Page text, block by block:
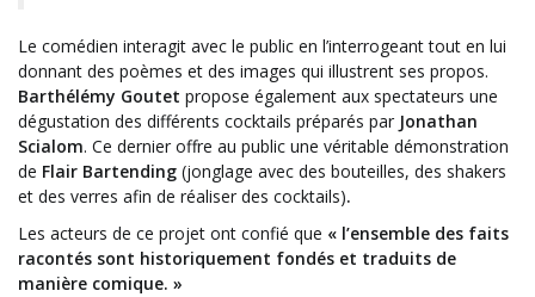
Le comédien interagit avec le public en l’interrogeant tout en lui
donnant des poèmes et des images qui illustrent ses propos.
Barthélémy Goutet propose également aux spectateurs une
dégustation des différents cocktails préparés par Jonathan
Scialom. Ce dernier offre au public une véritable démonstration
de Flair Bartending (jonglage avec des bouteilles, des shakers
et des verres afin de réaliser des cocktails).
Les acteurs de ce projet ont confié que « l’ensemble des faits
racontés sont historiquement fondés et traduits de
manière comique. »